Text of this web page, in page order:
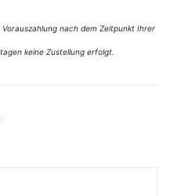
nach dem Zeitpunkt Ihrer
keine Zustellung erfolgt.